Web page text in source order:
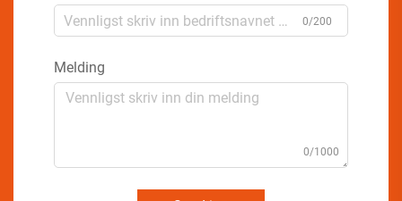
0/200
Melding
0/1000